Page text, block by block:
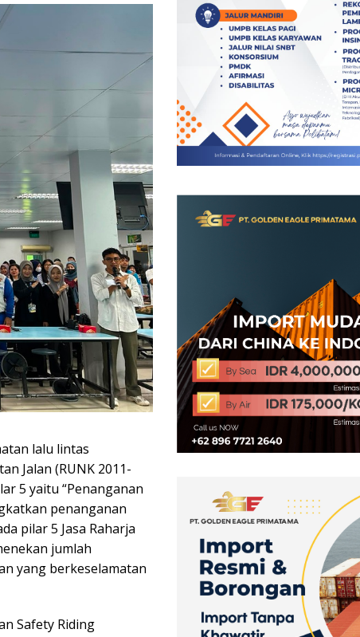
lalu lintas
Jalan (RUNK 2011-
5 yaitu “Penanganan
penanganan
pilar 5 Jasa Raharja
jumlah
yang berkeselamatan
Safety Riding